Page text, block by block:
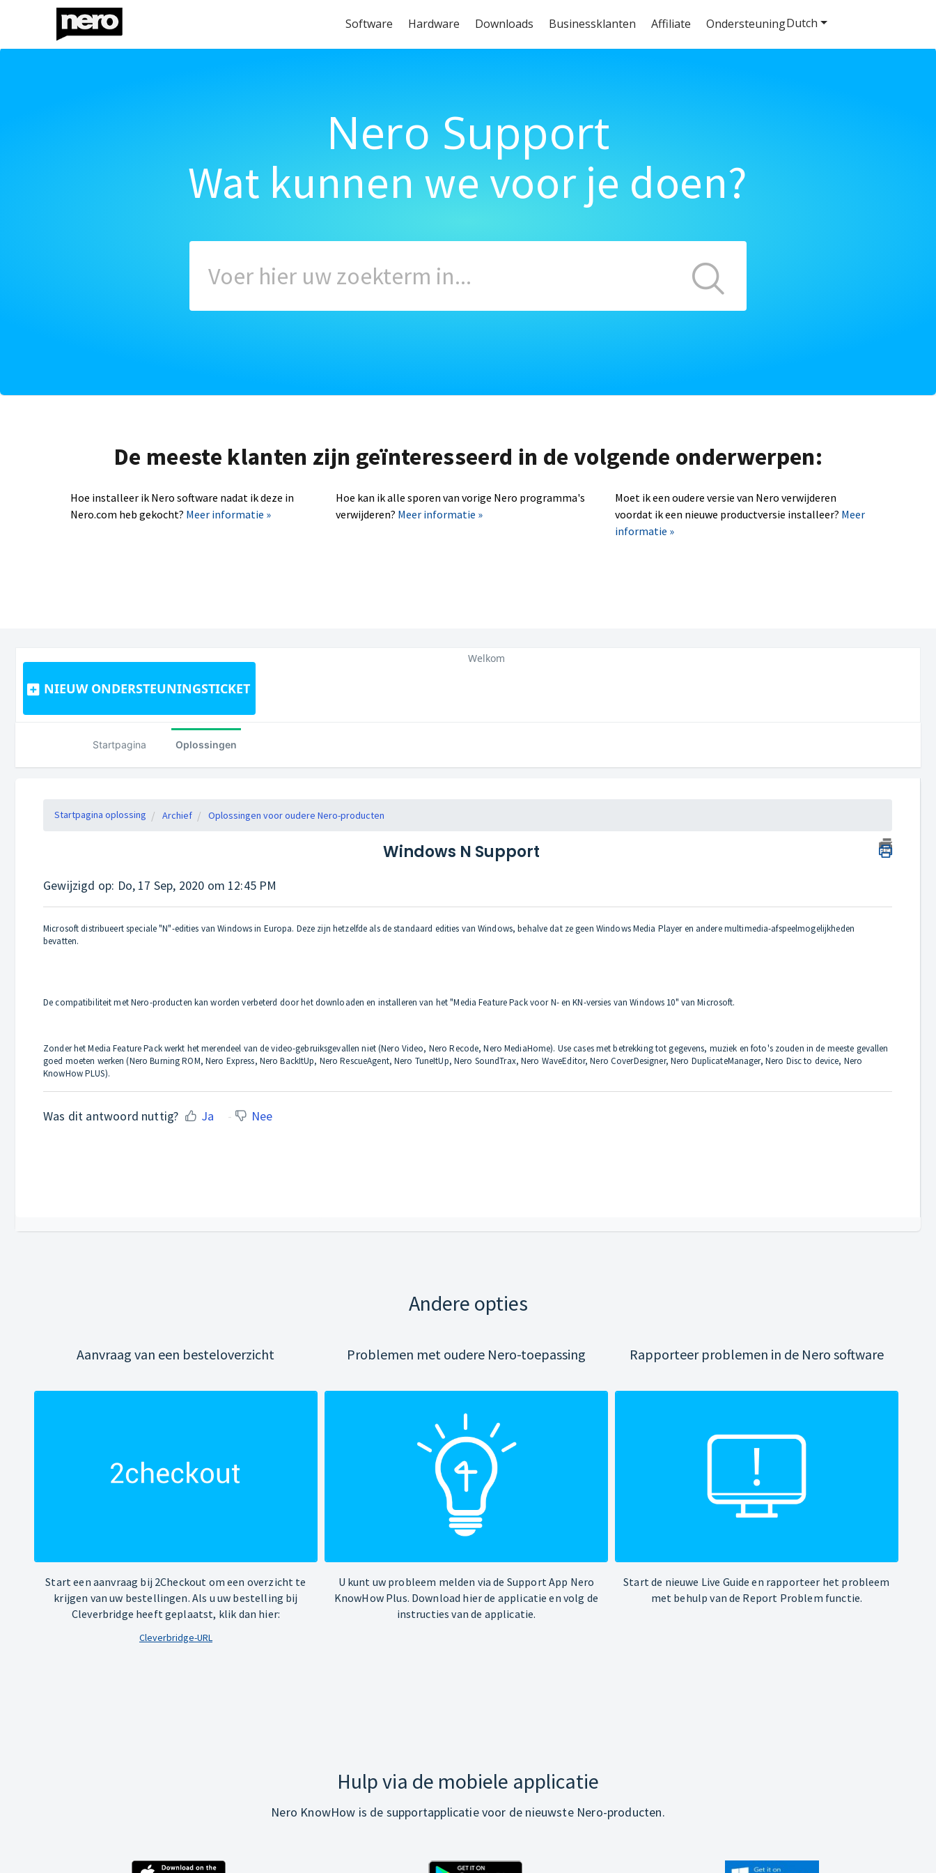
Software Hardware Downloads Businessklanten Affiliate Ondersteuning
Nero Support
Wat kunnen we voor je doen?
De meeste klanten zijn geïnteresseerd in de volgende onderwerpen:
Hoe installeer ik Nero software nadat ik deze in
Nero.com heb gekocht? Meer informatie »
Hoe kan ik alle sporen van vorige Nero programma's
verwijderen? Meer informatie »
Moet ik een oudere versie van Nero verwijderen
voordat ik een nieuwe productversie installeer? Meer
informatie »
NIEUW ONDERSTEUNINGSTICKET
Dutch
Welkom
Startpagina Oplossingen
Startpagina oplossing Archief Oplossingen voor oudere Nero-producten
Windows N Support
Gewijzigd op: Do, 17 Sep, 2020 om 12:45 PM
Microsoft distribueert speciale "N"-edities van Windows in Europa. Deze zijn hetzelfde als de standaard edities van Windows, behalve dat ze geen Windows Media Player en andere multimedia-afspeelmogelijkheden
bevatten.
De compatibiliteit met Nero-producten kan worden verbeterd door het downloaden en installeren van het "Media Feature Pack voor N- en KN-versies van Windows 10" van Microsoft.
Zonder het Media Feature Pack werkt het merendeel van de video-gebruiksgevallen niet (Nero Video, Nero Recode, Nero MediaHome). Use cases met betrekking tot gegevens, muziek en foto's zouden in de meeste gevallen
goed moeten werken (Nero Burning ROM, Nero Express, Nero BackItUp, Nero RescueAgent, Nero TuneItUp, Nero SoundTrax, Nero WaveEditor, Nero CoverDesigner, Nero DuplicateManager, Nero Disc to device, Nero
KnowHow PLUS).
Was dit antwoord nuttig? Ja Nee
Andere opties
Aanvraag van een besteloverzicht
Start een aanvraag bij 2Checkout om een overzicht te
krijgen van uw bestellingen. Als u uw bestelling bij
Cleverbridge heeft geplaatst, klik dan hier:
Cleverbridge-URL
Problemen met oudere Nero-toepassing
U kunt uw probleem melden via de Support App Nero
KnowHow Plus. Download hier de applicatie en volg de
instructies van de applicatie.
Rapporteer problemen in de Nero software
Start de nieuwe Live Guide en rapporteer het probleem
met behulp van de Report Problem functie.
Hulp via de mobiele applicatie
Nero KnowHow is de supportapplicatie voor de nieuwste Nero-producten.